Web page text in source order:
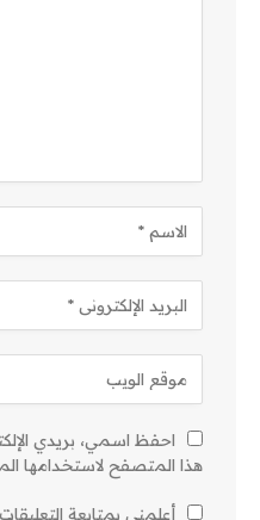
احفظ اسمي، بريدي
هذا المتصفح لاستخدامها
أعلمني بمتابعة